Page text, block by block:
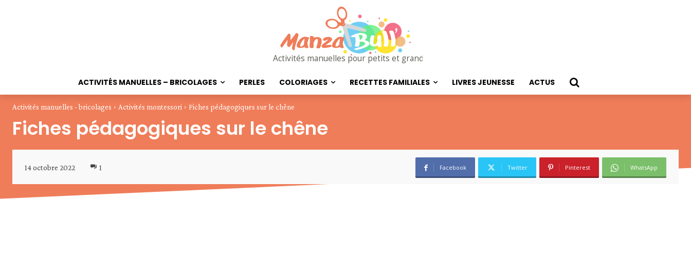
Activités manuelles pour petits et grands
ACTIVITÉS MANUELLES – BRICOLAGES PERLES COLORIAGES RECETTES FAMILIALES LIVRES JEUNESSE ACTUS
Activités manuelles - bricolages Activités montessori Fiches pédagogiques sur le chêne
Fiches pédagogiques sur le chêne
14 octobre 2022 1 Facebook Twitter Pinterest WhatsApp